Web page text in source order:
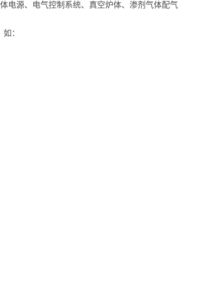
电源、电气控制系统、真空炉体、渗剂气体配气
：